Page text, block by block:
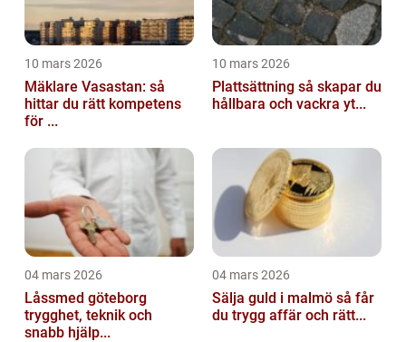
10 mars 2026
Mäklare Vasastan: så
hittar du rätt kompetens
för ...
10 mars 2026
Plattsättning så skapar du
hållbara och vackra yt...
04 mars 2026
Låssmed göteborg
trygghet, teknik och
snabb hjälp...
04 mars 2026
Sälja guld i malmö så får
du trygg affär och rätt...